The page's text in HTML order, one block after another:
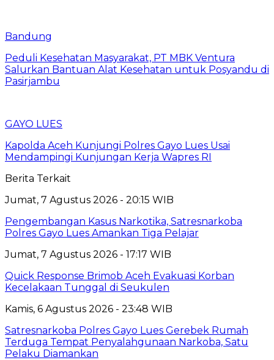
Bandung
Peduli Kesehatan Masyarakat, PT MBK Ventura
Salurkan Bantuan Alat Kesehatan untuk Posyandu di
Pasirjambu
GAYO LUES
Kapolda Aceh Kunjungi Polres Gayo Lues Usai
Mendampingi Kunjungan Kerja Wapres RI
Berita Terkait
Jumat, 7 Agustus 2026 - 20:15 WIB
Pengembangan Kasus Narkotika, Satresnarkoba
Polres Gayo Lues Amankan Tiga Pelajar
Jumat, 7 Agustus 2026 - 17:17 WIB
Quick Response Brimob Aceh Evakuasi Korban
Kecelakaan Tunggal di Seukulen
Kamis, 6 Agustus 2026 - 23:48 WIB
Satresnarkoba Polres Gayo Lues Gerebek Rumah
Terduga Tempat Penyalahgunaan Narkoba, Satu
Pelaku Diamankan